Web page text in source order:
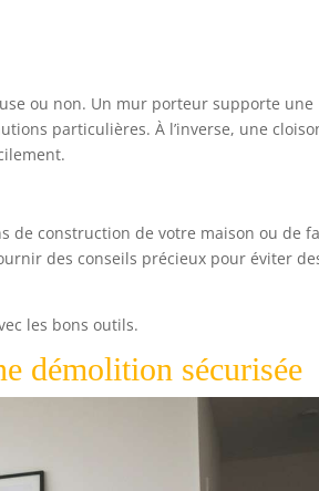
ou non. Un mur porteur supporte une
particulières. À l’inverse, une
de construction de votre maison ou de
des conseils précieux pour éviter
les bons outils.
démolition sécurisée